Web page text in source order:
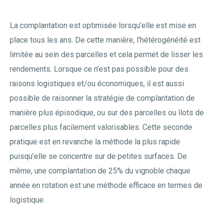
La complantation est optimisée lorsqu’elle est mise en
place tous les ans. De cette manière, l’hétérogénéité est
limitée au sein des parcelles et cela permet de lisser les
rendements. Lorsque ce n’est pas possible pour des
raisons logistiques et/ou économiques, il est aussi
possible de raisonner la stratégie de complantation de
manière plus épisodique, ou sur des parcelles ou îlots de
parcelles plus facilement valorisables. Cette seconde
pratique est en revanche la méthode la plus rapide
puisqu’elle se concentre sur de petites surfaces. De
même, une complantation de 25% du vignoble chaque
année en rotation est une méthode efficace en termes de
logistique.